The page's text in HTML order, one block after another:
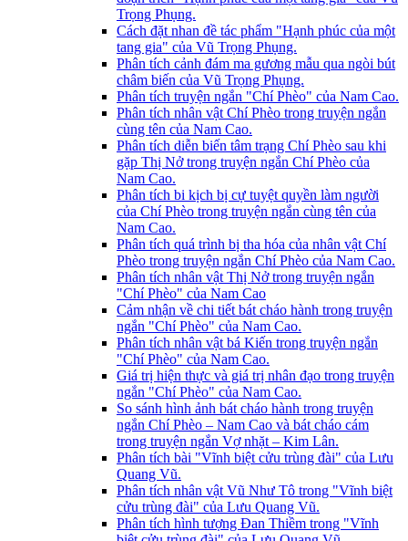
Trọng Phụng.
Cách đặt nhan đề tác phẩm "Hạnh phúc của một
tang gia" của Vũ Trọng Phụng.
Phân tích cảnh đám ma gương mẫu qua ngòi bút
châm biến của Vũ Trọng Phụng.
Phân tích truyện ngắn "Chí Phèo" của Nam Cao.
Phân tích nhân vật Chí Phèo trong truyện ngắn
cùng tên của Nam Cao.
Phân tích diễn biến tâm trạng Chí Phèo sau khi
gặp Thị Nở trong truyện ngắn Chí Phèo của
Nam Cao.
Phân tích bi kịch bị cự tuyệt quyền làm người
của Chí Phèo trong truyện ngắn cùng tên của
Nam Cao.
Phân tích quá trình bị tha hóa của nhân vật Chí
Phèo trong truyện ngắn Chí Phèo của Nam Cao.
Phân tích nhân vật Thị Nở trong truyện ngắn
"Chí Phèo" của Nam Cao
Cảm nhận về chi tiết bát cháo hành trong truyện
ngắn "Chí Phèo" của Nam Cao.
Phân tích nhân vật bá Kiến trong truyện ngắn
"Chí Phèo" của Nam Cao.
Giá trị hiện thực và giá trị nhân đạo trong truyện
ngắn "Chí Phèo" của Nam Cao.
So sánh hình ảnh bát cháo hành trong truyện
ngắn Chí Phèo – Nam Cao và bát cháo cám
trong truyện ngắn Vợ nhặt – Kim Lân.
Phân tích bài "Vĩnh biệt cửu trùng đài" của Lưu
Quang Vũ.
Phân tích nhân vật Vũ Như Tô trong "Vĩnh biệt
cửu trùng đài" của Lưu Quang Vũ.
Phân tích hình tượng Đan Thiềm trong "Vĩnh